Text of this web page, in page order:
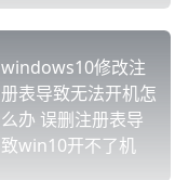
windows10修改注
册表导致无法开机怎
么办 误删注册表导
致win10开不了机